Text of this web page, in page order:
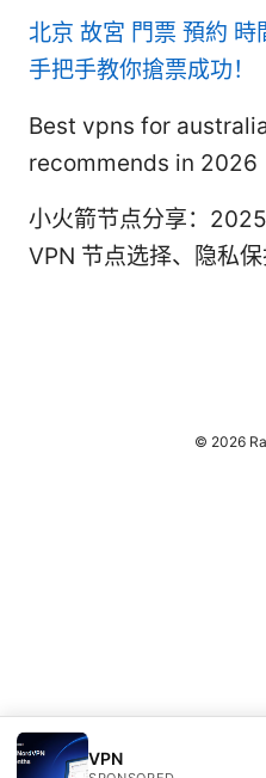
北京 故宮 門票 預約 時
手把手教你搶票成功！
Best vpns for
recommends in 2026
小火箭节点分享：
VPN 节点选择、隐私
VPN
© 2026